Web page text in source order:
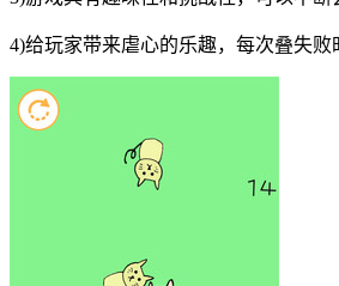
4)给玩家带来虐心的乐趣，每次叠失败